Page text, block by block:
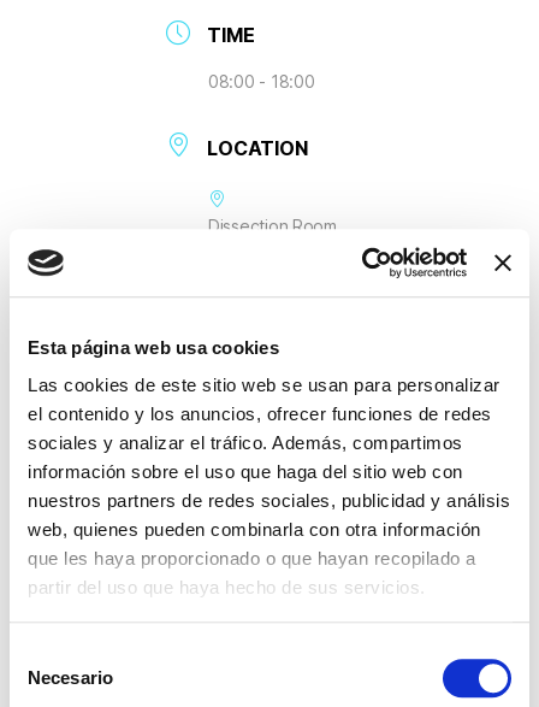
Esta página web usa cookies
Las cookies de este sitio web se usan para personalizar
el contenido y los anuncios, ofrecer funciones de redes
sociales y analizar el tráfico. Además, compartimos
información sobre el uso que haga del sitio web con
nuestros partners de redes sociales, publicidad y análisis
web, quienes pueden combinarla con otra información
que les haya proporcionado o que hayan recopilado a
partir del uso que haya hecho de sus servicios.
Necesario
TIME
08:00 - 18:00
LOCATION
Dissection Room,
Barcelona
ORGANIZER
Uncategorized